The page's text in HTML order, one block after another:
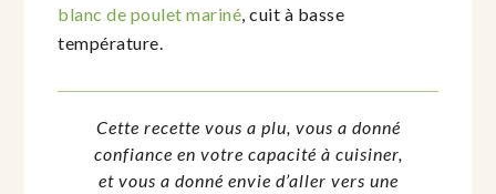
blanc de poulet mariné , cuit à basse
température.
Cette recette vous a plu, vous a donné
confiance en votre capacité à cuisiner,
et vous a donné envie d’aller vers une